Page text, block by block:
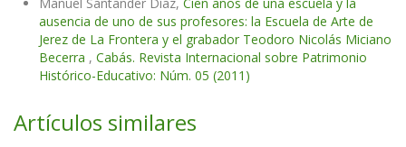
ausencia de uno de sus profesores: la Escuela de Arte de
Jerez de La Frontera y el grabador Teodoro Nicolás Miciano
Becerra , Cabás. Revista Internacional sobre Patrimonio
Histórico-Educativo: Núm. 05 (2011)
Artículos similares